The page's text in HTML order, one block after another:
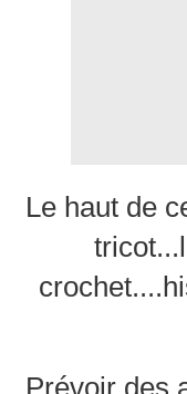
Le haut de